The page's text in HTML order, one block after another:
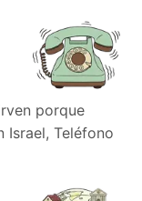
porque
Israel, Teléfono